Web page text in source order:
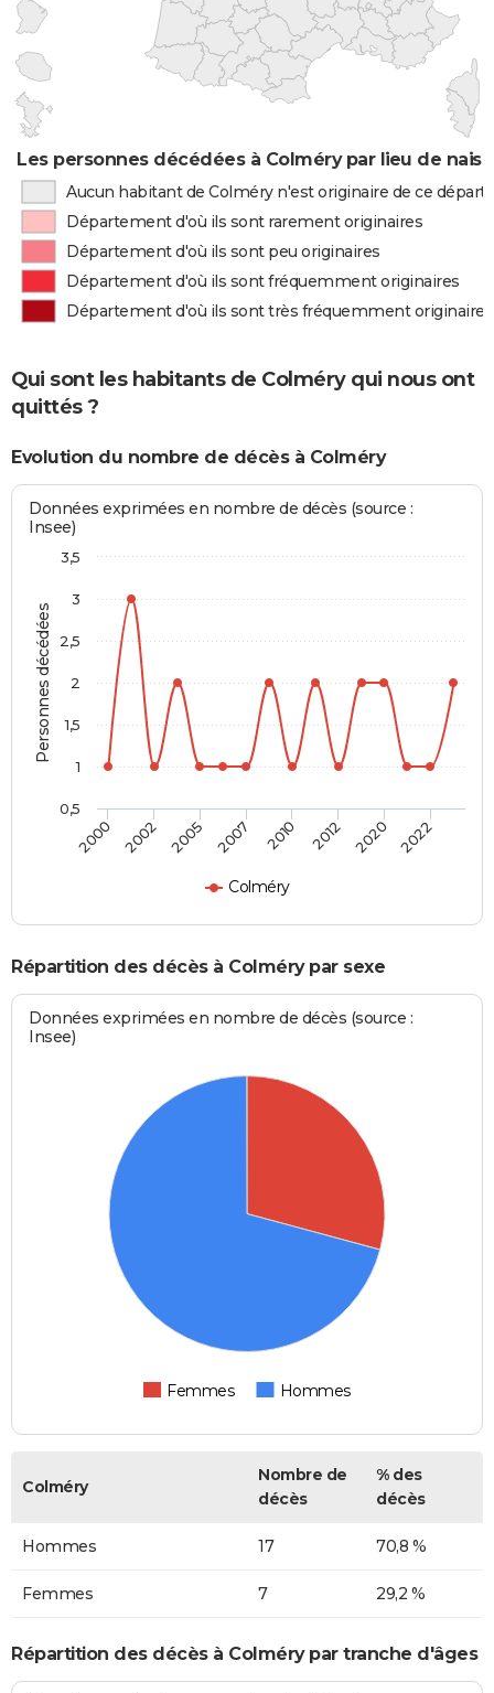
Les personnes décédées à Colméry par lieu de
Aucun habitant de Colméry n'est originaire de ce
Département d'où ils sont rarement originaires
Département d'où ils sont peu originaires
Département d'où ils sont fréquemment originaires
Département d'où ils sont très fréquemment originaires
Qui sont les habitants de Colméry qui nous ont
quittés ?
Evolution du nombre de décès à Colméry
Personnes décédées
Données exprimées en nombre de décès (source :
Insee)
Colméry
2000 2002 2005 2007 2010 2012 2020 2022
0,5
1
1,5
2
2,5
3
3,5
Répartition des décès à Colméry par sexe
Données exprimées en nombre de décès (source :
Insee)
Femmes Hommes
Colméry
Nombre de
décès
% des
décès
Hommes 17 70,8 %
Femmes 7 29,2 %
Répartition des décès à Colméry par tranche d'âges